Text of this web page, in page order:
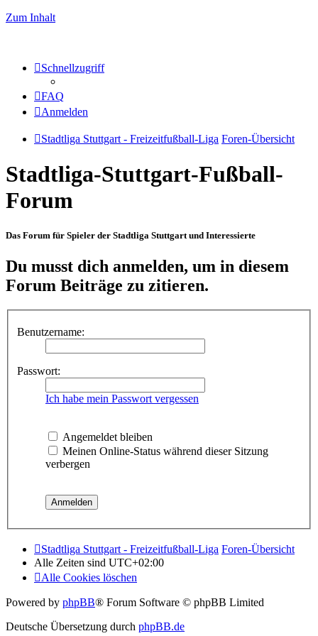
Zum Inhalt
Schnellzugriff
FAQ
Anmelden
Stadtliga Stuttgart - Freizeitfußball-Liga Foren-Übersicht
Stadtliga-Stuttgart-Fußball-
Forum
Das Forum für Spieler der Stadtliga Stuttgart und Interessierte
Du musst dich anmelden, um in diesem
Forum Beiträge zu zitieren.
Benutzername:
Passwort:
Ich habe mein Passwort vergessen
Angemeldet bleiben
Meinen Online-Status während dieser Sitzung
verbergen
Stadtliga Stuttgart - Freizeitfußball-Liga Foren-Übersicht
Alle Zeiten sind UTC+02:00
Alle Cookies löschen
Powered by phpBB® Forum Software © phpBB Limited
Deutsche Übersetzung durch phpBB.de